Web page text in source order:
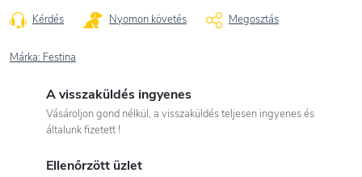
Kérdés Nyomon követés Megosztás
Márka: Festina
A visszaküldés ingyenes
Vásároljon gond nélkül, a visszaküldés teljesen ingyenes és
általunk fizetett !
Ellenőrzött üzlet